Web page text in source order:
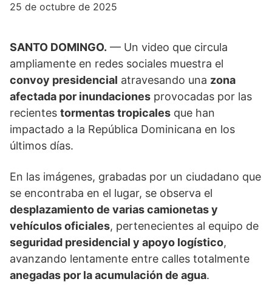
25 de octubre de 2025
SANTO DOMINGO. — Un video que circula
ampliamente en redes sociales muestra el
convoy presidencial atravesando una zona
afectada por inundaciones provocadas por las
recientes tormentas tropicales que han
impactado a la República Dominicana en los
últimos días.
En las imágenes, grabadas por un ciudadano que
se encontraba en el lugar, se observa el
desplazamiento de varias camionetas y
vehículos oficiales, pertenecientes al equipo de
seguridad presidencial y apoyo logístico,
avanzando lentamente entre calles totalmente
anegadas por la acumulación de agua.